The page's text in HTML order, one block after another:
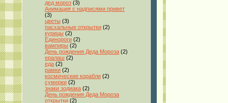
дед мороз (3)
Анимация с надписями привет
(3)
цветы (3)
пасхальные открытки (2)
курицы (2)
Единороги (2)
вампиры (2)
День рождения Деда Мороза (2)
ералаш (2)
еда (2)
рамки (2)
космические корабли (2)
сумерки (2)
знаки зодиака (2)
День рождения Деда Мороза
открытки (2)